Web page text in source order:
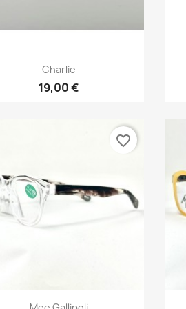
Vista rápida
Charlie
19,00 €
Vista rápida
favorite_border